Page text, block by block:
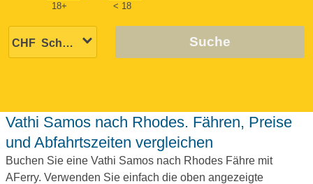
18+ < 18
Suche
Vathi Samos nach Rhodes. Fähren, Preise
und Abfahrtszeiten vergleichen
Buchen Sie eine Vathi Samos nach Rhodes Fähre mit
AFerry. Verwenden Sie einfach die oben angezeigte